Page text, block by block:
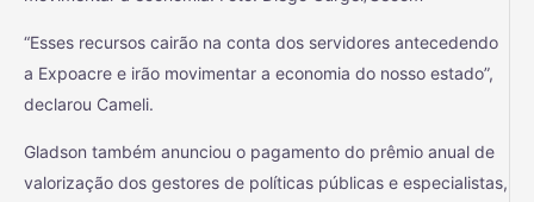
“Esses recursos cairão na conta dos servidores antecedendo
a Expoacre e irão movimentar a economia do nosso estado”,
declarou Cameli.
Gladson também anunciou o pagamento do prêmio anual de
valorização dos gestores de políticas públicas e especialistas,